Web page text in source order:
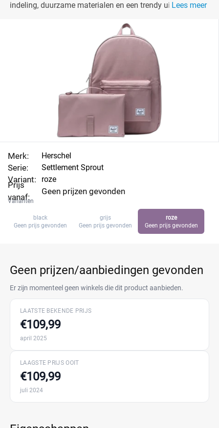
indeling, duurzame materialen en een trendy uitstraling is
Lees meer
Merk:
Serie:
Variant:
Prijs
vanaf:
Herschel
Settlement Sprout
roze
Geen prijzen gevonden
Varianten
black
Geen prijs gevonden
grijs
Geen prijs gevonden
roze
Geen prijs gevonden
Geen prijzen/aanbiedingen gevonden
Er zijn momenteel geen winkels die dit product aanbieden.
LAATSTE BEKENDE PRIJS
€109,99
april 2025
LAAGSTE PRIJS OOIT
€109,99
juli 2024